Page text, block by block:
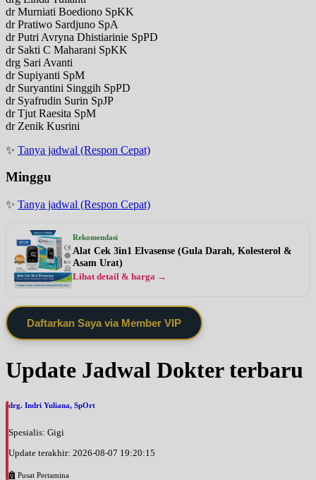
dr Murniati Boediono SpKK
dr Pratiwo Sardjuno SpA
dr Putri Avryna Dhistiarinie SpPD
dr Sakti C Maharani SpKK
drg Sari Avanti
dr Supiyanti SpM
dr Suryantini Singgih SpPD
dr Syafrudin Surin SpJP
dr Tjut Raesita SpM
dr Zenik Kusrini
✨ Tanya jadwal (Respon Cepat)
Minggu
✨ Tanya jadwal (Respon Cepat)
Rekomendasi
Alat Cek 3in1 Elvasense (Gula Darah, Kolesterol &
Asam Urat)
Lihat detail & harga →
Daftarkan Saya via Member VIP
Update Jadwal Dokter terbaru
drg. Indri Yuliana, SpOrt
Spesialis: Gigi
Update terakhir: 2026-08-07 19:20:15
Pusat Pertamina